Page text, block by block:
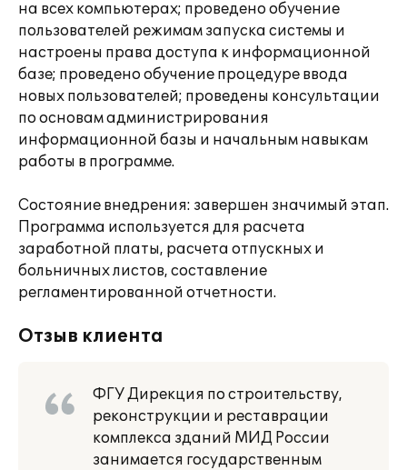
на всех компьютерах; проведено обучение
пользователей режимам запуска системы и
настроены права доступа к информационной
базе; проведено обучение процедуре ввода
новых пользователей; проведены консультации
по основам администрирования
информационной базы и начальным навыкам
работы в программе.
Состояние внедрения: завершен значимый этап.
Программа используется для расчета
заработной платы, расчета отпускных и
больничных листов, составление
регламентированной отчетности.
Отзыв клиента
ФГУ Дирекция по строительству,
реконструкции и реставрации
комплекса зданий МИД России
занимается государственным